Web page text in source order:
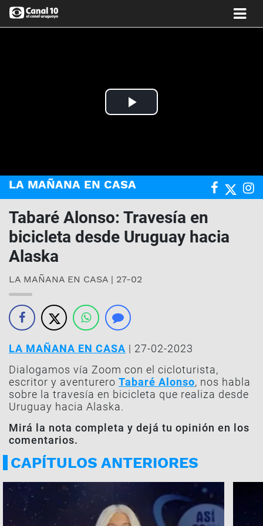
Play
LA MAÑANA EN CASA
Tabaré Alonso: Travesía en
bicicleta desde Uruguay hacia
Alaska
LA MAÑANA EN CASA | 27-02
LA MAÑANA EN CASA | 27-02-2023
Dialogamos vía Zoom con el cicloturista,
escritor y aventurero Tabaré Alonso, nos habla
sobre la travesía en bicicleta que realiza desde
Uruguay hacia Alaska.
Mirá la nota completa y dejá tu opinión en los
comentarios.
CAPÍTULOS ANTERIORES